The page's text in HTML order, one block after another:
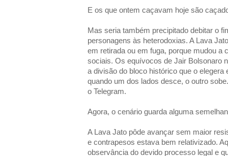
E os que ontem caçavam hoje são
Mas seria também precipitado debitar o
personagens às heterodoxias. A Lava
em retirada ou em fuga, porque mudou a
sociais. Os equívocos de Jair Bolsonaro
a divisão do bloco histórico que o
quando um dos lados desce, o outro
o Telegram.
Agora, o cenário guarda alguma
A Lava Jato pôde avançar sem maior
e contrapesos estava bem relativizado.
observância do devido processo legal e